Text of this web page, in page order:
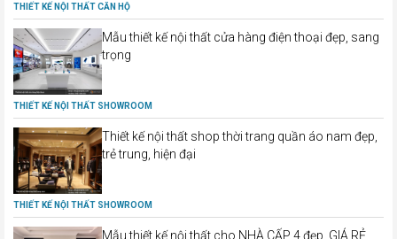
THIẾT KẾ NỘI THẤT CĂN HỘ
Mẫu thiết kế nội thất cửa hàng điện thoại đẹp, sang
trọng
THIẾT KẾ NỘI THẤT SHOWROOM
Thiết kế nội thất shop thời trang quần áo nam đẹp,
trẻ trung, hiện đại
THIẾT KẾ NỘI THẤT SHOWROOM
Mẫu thiết kế nội thất cho NHÀ CẤP 4 đẹp, GIÁ RẺ,